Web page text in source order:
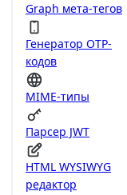
Graph мета-тегов
Генератор OTP-
кодов
MIME-типы
Парсер JWT
HTML WYSIWYG
редактор